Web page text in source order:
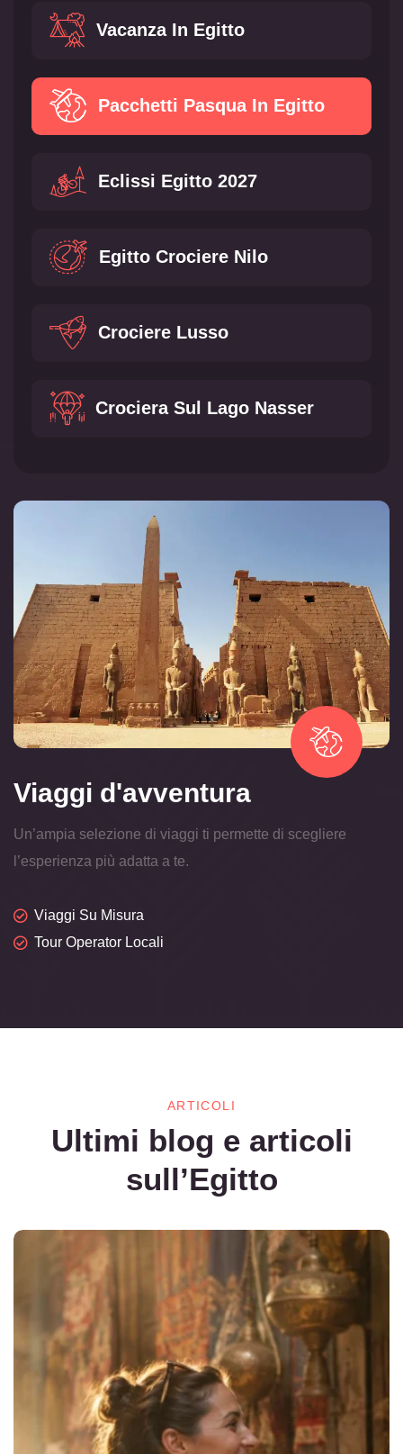
Vacanza In Egitto
Pacchetti Pasqua In Egitto
Eclissi Egitto 2027
Egitto Crociere Nilo
Crociere Lusso
Crociera Sul Lago Nasser
Viaggi d'avventura
Un’ampia selezione di viaggi ti permette di scegliere
l’esperienza più adatta a te.
Viaggi Su Misura
Tour Operator Locali
ARTICOLI
Ultimi blog e articoli
sull’Egitto